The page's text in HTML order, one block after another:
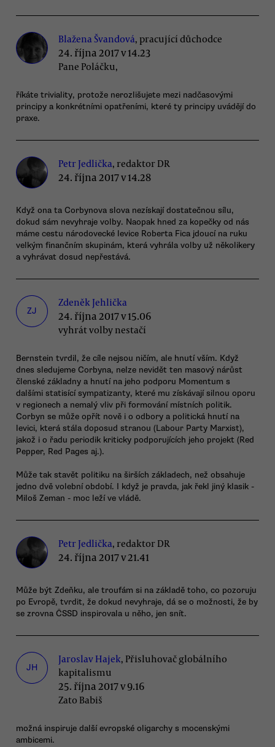
Blažena Švandová, pracující důchodce
24. října 2017 v 14.23
Pane Poláčku,
říkáte triviality, protože nerozlišujete mezi nadčasovými
principy a konkrétními opatřeními, které ty principy uvádějí do
praxe.
Petr Jedlička, redaktor DR
24. října 2017 v 14.28
Když ona ta Corbynova slova nezískají dostatečnou sílu,
dokud sám nevyhraje volby. Naopak hned za kopečky od nás
máme cestu národovecké levice Roberta Fica jdoucí na ruku
velkým finančním skupinám, která vyhrála volby už několikery
a vyhrávat dosud nepřestává.
ZJ
Zdeněk Jehlička
24. října 2017 v 15.06
vyhrát volby nestačí
Bernstein tvrdil, že cíle nejsou ničím, ale hnutí vším. Když
dnes sledujeme Corbyna, nelze nevidět ten masový nárůst
členské základny a hnutí na jeho podporu Momentum s
dalšími statisící sympatizanty, které mu získávají silnou oporu
v regionech a nemalý vliv při formování místních politik.
Corbyn se může opřít nově i o odbory a politická hnutí na
levici, která stála doposud stranou (Labour Party Marxist),
jakož i o řadu periodik kriticky podporujících jeho projekt (Red
Pepper, Red Pages aj.).
Může tak stavět politiku na širších základech, než obsahuje
jedno dvě volební období. I když je pravda, jak řekl jiný klasik -
Miloš Zeman - moc leží ve vládě.
Petr Jedlička, redaktor DR
24. října 2017 v 21.41
Může být Zdeňku, ale troufám si na základě toho, co pozoruju
po Evropě, tvrdit, že dokud nevyhraje, dá se o možnosti, že by
se zrovna ČSSD inspirovala u něho, jen snít.
JH
Jaroslav Hajek, Přisluhovač globálního
kapitalismu
25. října 2017 v 9.16
Zato Babiš
možná inspiruje další evropské oligarchy s mocenskými
ambicemi.